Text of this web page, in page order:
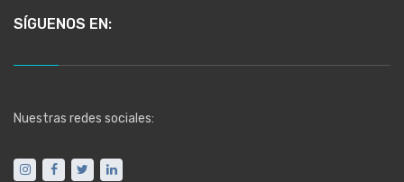
SÍGUENOS EN:
Nuestras redes sociales: